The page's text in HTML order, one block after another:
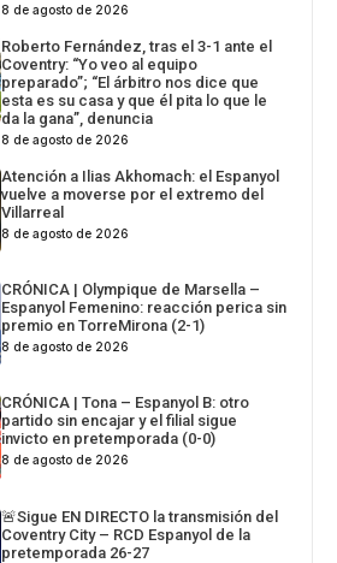
8 de agosto de 2026
Roberto Fernández, tras el 3-1 ante el
Coventry: “Yo veo al equipo
preparado”; “El árbitro nos dice que
esta es su casa y que él pita lo que le
da la gana”, denuncia
8 de agosto de 2026
Atención a Ilias Akhomach: el Espanyol
vuelve a moverse por el extremo del
Villarreal
8 de agosto de 2026
CRÓNICA | Olympique de Marsella –
Espanyol Femenino: reacción perica sin
premio en TorreMirona (2-1)
8 de agosto de 2026
CRÓNICA | Tona – Espanyol B: otro
partido sin encajar y el filial sigue
invicto en pretemporada (0-0)
8 de agosto de 2026
🚨Sigue EN DIRECTO la transmisión del
Coventry City – RCD Espanyol de la
pretemporada 26-27